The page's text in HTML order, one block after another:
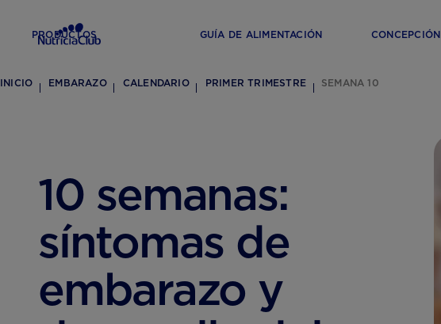
PRODUCTOS GUÍA DE ALIMENTACIÓN CONCEPCIÓN
INICIO EMBARAZO CALENDARIO PRIMER TRIMESTRE SEMANA 10
10 semanas:
síntomas de
embarazo y